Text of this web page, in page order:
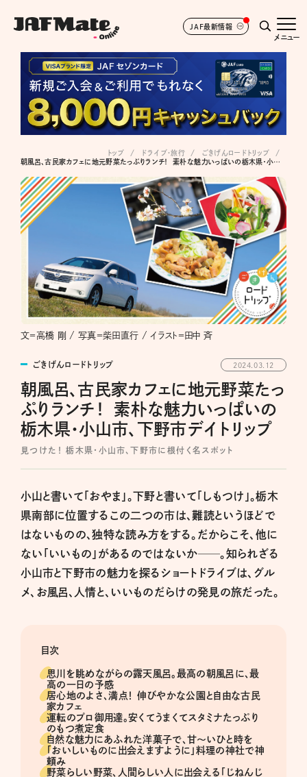
JAF最新情報
メニュー
トップ ドライブ･旅行
ごきげんロードトリップ
朝風呂、古民家カフェに地元野菜たっぷりランチ！ 素朴な魅力いっぱいの栃木県・小山市、下野市デイトリップ
文＝高橋 剛 / 写真＝柴田直行 / イラスト＝田中 斉
ごきげんロードトリップ 2024.03.12
朝風呂、古民家カフェに地元野菜たっ
ぷりランチ！ 素朴な魅力いっぱいの
栃木県・小山市、下野市デイトリップ
見つけた！ 栃木県・小山市、下野市に根付く名スポット
小山と書いて「おやま」。下野と書いて「しもつけ」。栃木
県南部に位置するこの二つの市は、難読というほどで
はないものの、独特な読み方をする。だからこそ、他に
ない「いいもの」があるのではないか──。知られざる
小山市と下野市の魅力を探るショートドライブは、グル
メ、お風呂、人情と、いいものだらけの発見の旅だった。
目次
思川を眺めながらの露天風呂。最高の朝風呂に、最
高の一日の予感
居心地のよさ、満点！ 伸びやかな公園と自由な古民
家カフェ
運転のプロ御用達。安くてうまくてスタミナたっぷり
のもつ煮定食
自然な魅力にあふれた洋菓子で、甘〜いひと時を
「おいしいものに出会えますように」料理の神社で神
頼み
野菜らしい野菜、人間らしい人に出会える「じねんじ